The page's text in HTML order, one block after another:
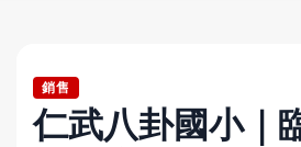
銷售
仁武八卦國小｜